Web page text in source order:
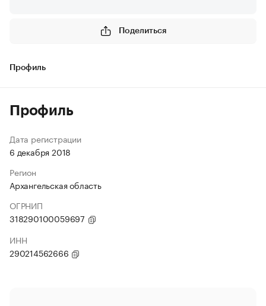
Поделиться
Профиль
Профиль
Дата регистрации
6 декабря 2018
Регион
Архангельская область
ОГРНИП
318290100059697
ИНН
290214562666